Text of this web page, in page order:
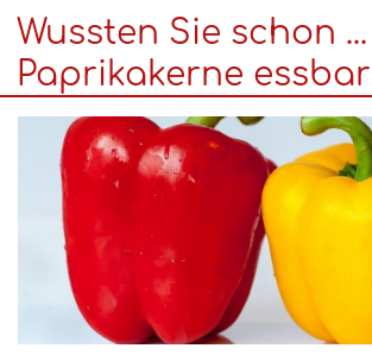
Nebenwirkungen
gibt
es?
Wussten Sie schon
Paprikakerne